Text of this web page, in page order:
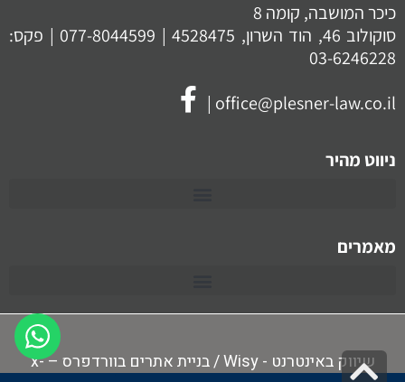
כיכר המושבה, קומה 8
סוקולוב 46, הוד השרון, 4528475 |
077-8044599 | פקס:
03-6246228
office@plesner-law.co.il
|
ניווט מהיר
מאמרים
שיווק באינטרנט - Wisy /
בניית אתרים בוורדפרס – x-
גלילה